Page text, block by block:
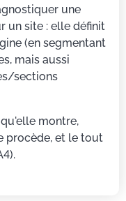
une
un site : elle définit
(en segmentant
mais aussi
sections
montre,
procède, et le tout